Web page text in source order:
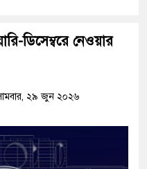
খাঁন
রাশিয়া
কোরআন
কী আছে?
ডিসেম্বরে নেওয়ার
২৯ জুন ২০২৬